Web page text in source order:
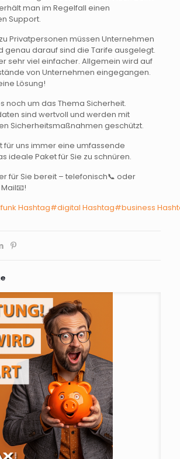
man im Regelfall einen
Support.
Privatpersonen müssen Unternehmen
genau darauf sind die Tarife ausgelegt.
sehr viel einfacher. Allgemein wird auf
von Unternehmen eingegangen.
Lösung!
noch um das Thema Sicherheit.
sind wertvoll und werden mit
Sicherheitsmaßnahmen geschützt.
für uns immer eine umfassende
ideale Paket für Sie zu schnüren.
für Sie bereit – telefonisch📞 oder
Hashtag#digital Hashtag#business